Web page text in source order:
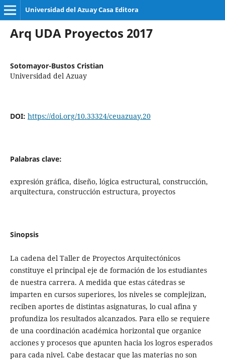
Universidad del Azuay Casa Editora
Arq UDA Proyectos 2017
Sotomayor-Bustos Cristian
Universidad del Azuay
DOI: https://doi.org/10.33324/ceuazuay.20
Palabras clave:
expresión gráfica, diseño, lógica estructural, construcción,
arquitectura, construcción estructura, proyectos
Sinopsis
La cadena del Taller de Proyectos Arquitectónicos
constituye el principal eje de formación de los estudiantes
de nuestra carrera. A medida que estas cátedras se
imparten en cursos superiores, los niveles se complejizan,
reciben aportes de distintas asignaturas, lo cual afina y
profundiza los resultados alcanzados. Para ello se requiere
de una coordinación académica horizontal que organice
acciones y procesos que apunten hacia los logros esperados
para cada nivel. Cabe destacar que las materias no son